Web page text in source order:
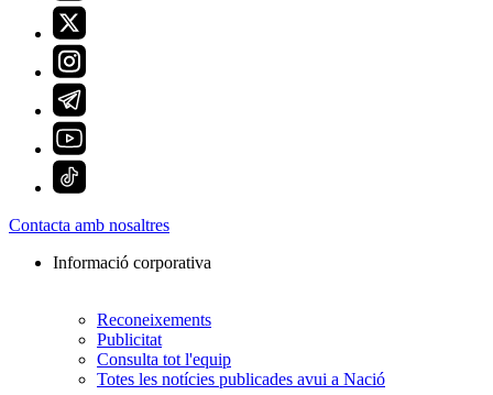
Contacta amb nosaltres
Informació corporativa
Reconeixements
Publicitat
Consulta tot l'equip
Totes les notícies publicades avui a Nació